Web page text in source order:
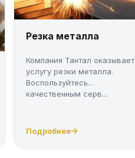
Резка металла
Компания Тантал оказывает
услугу резки металла.
Воспользуйтесь
качественным серв...
Подробнее